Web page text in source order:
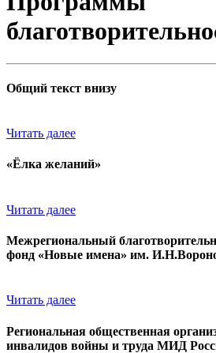
Общий текст внизу
Читать далее
«Ёлка желаний»
Читать далее
Межрегиональный
фонд «Новые имена» им.
Читать далее
Региональная общественная
инвалидов войны и труда МИД